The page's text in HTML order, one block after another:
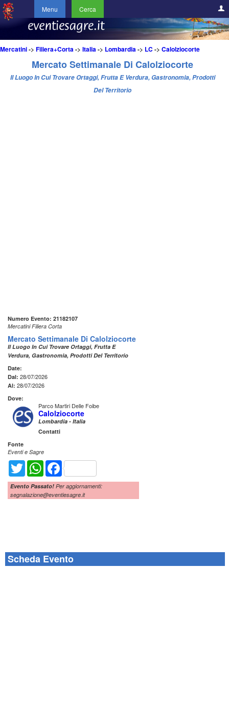
Menu Cerca
Mercatini-> Filiera+Corta-> Italia-> Lombardia-> LC -> Calolziocorte
Mercato Settimanale Di Calolziocorte
Il Luogo In Cui Trovare Ortaggi, Frutta E Verdura, Gastronomia, Prodotti
Del Territorio
Numero Evento: 21182107
Mercatini Filiera Corta
Mercato Settimanale Di Calolziocorte
Il Luogo In Cui Trovare Ortaggi, Frutta E
Verdura, Gastronomia, Prodotti Del Territorio
Date:
Dal: 28/07/2026
Al: 28/07/2026
Dove:
Parco Martiri Delle Foibe
Calolziocorte
Lombardia - Italia
Contatti
Fonte
Eventi e Sagre
Twitter WhatsAppFacebook
Evento Passato! Per aggiornamenti:
segnalazione@eventiesagre.it
Scheda Evento